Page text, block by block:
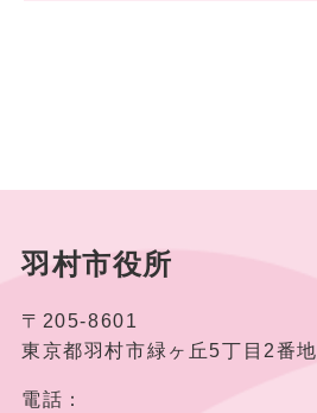
羽村市役所
〒205-8601
東京都羽村市緑ヶ丘5丁目2番
電話：